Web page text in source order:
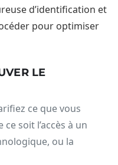
d’identification et
pour optimiser
LE
ce que vous
soit l’accès à un
ou la